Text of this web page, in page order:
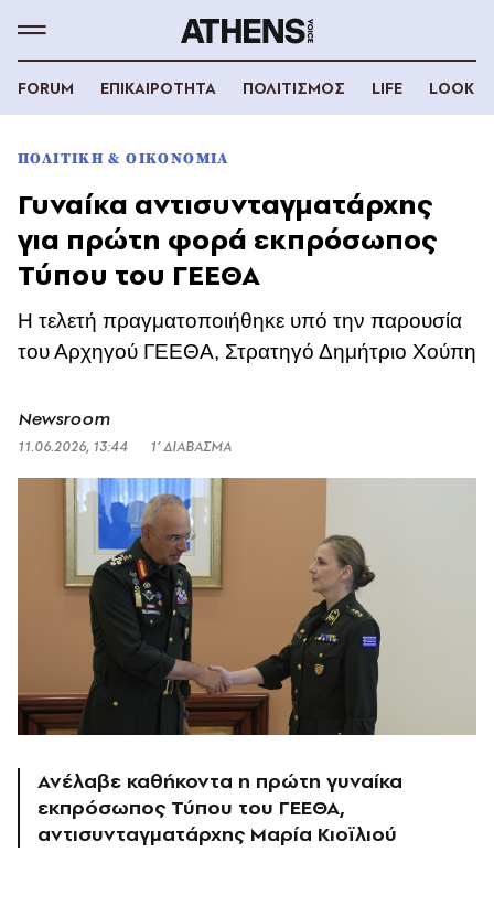
FORUM ΕΠΙΚΑΙΡΟΤΗΤΑ ΠΟΛΙΤΙΣΜΟΣ LIFE LOOK
ΠΟΛΙΤΙΚΗ & ΟΙΚΟΝΟΜΙΑ
Γυναίκα αντισυνταγματάρχης
για πρώτη φορά εκπρόσωπος
Τύπου του ΓΕΕΘΑ
Η τελετή πραγματοποιήθηκε υπό την παρουσία
του Αρχηγού ΓΕΕΘΑ, Στρατηγό Δημήτριο Χούπη
Newsroom
11.06.2026, 13:44 1’ ΔΙΑΒΑΣΜΑ
Ανέλαβε καθήκοντα η πρώτη γυναίκα
εκπρόσωπος Τύπου του ΓΕΕΘΑ,
αντισυνταγματάρχης Μαρία Κιοϊλιού